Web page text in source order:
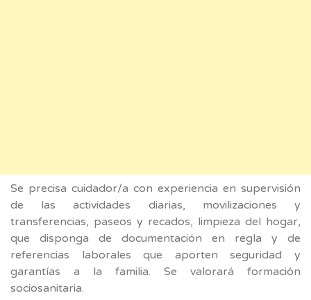
Se precisa cuidador/a con experiencia en supervisión
de las actividades diarias, movilizaciones y
transferencias, paseos y recados, limpieza del hogar,
que disponga de documentación en regla y de
referencias laborales que aporten seguridad y
garantías a la familia. Se valorará formación
sociosanitaria.